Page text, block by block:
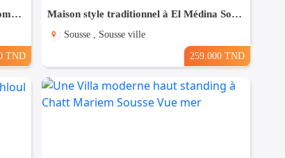
Maison à Hergla, Proche de toutes Commodités
TND
Maison style traditionnel à El Médina Sousse
Sousse , Sousse ville
259.000 TND